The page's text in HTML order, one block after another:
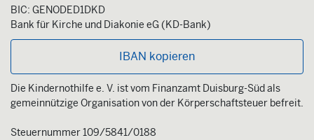
BIC: GENODED1DKD
Bank für Kirche und Diakonie eG (KD-Bank)
IBAN kopieren
Die Kindernothilfe e. V. ist vom Finanzamt Duisburg-Süd als
gemeinnützige Organisation von der Körperschaftsteuer befreit.
Steuernummer 109/5841/0188